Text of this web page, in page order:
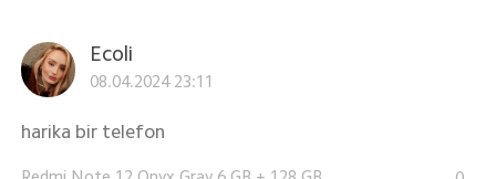
Ecoli
08.04.2024 23:11
harika bir telefon